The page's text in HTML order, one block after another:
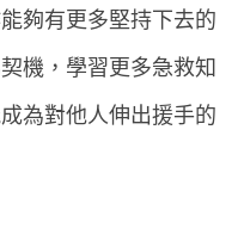
夠有更多堅持下去的
機，學習更多急救知
為對他人伸出援手的